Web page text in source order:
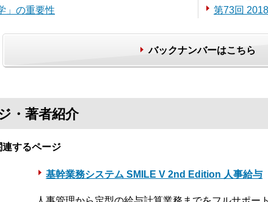
」の重要性
第73回
バックナンバーはこちら
・著者紹介
するページ
基幹業務システム SMILE V 2nd Edition 人事給与